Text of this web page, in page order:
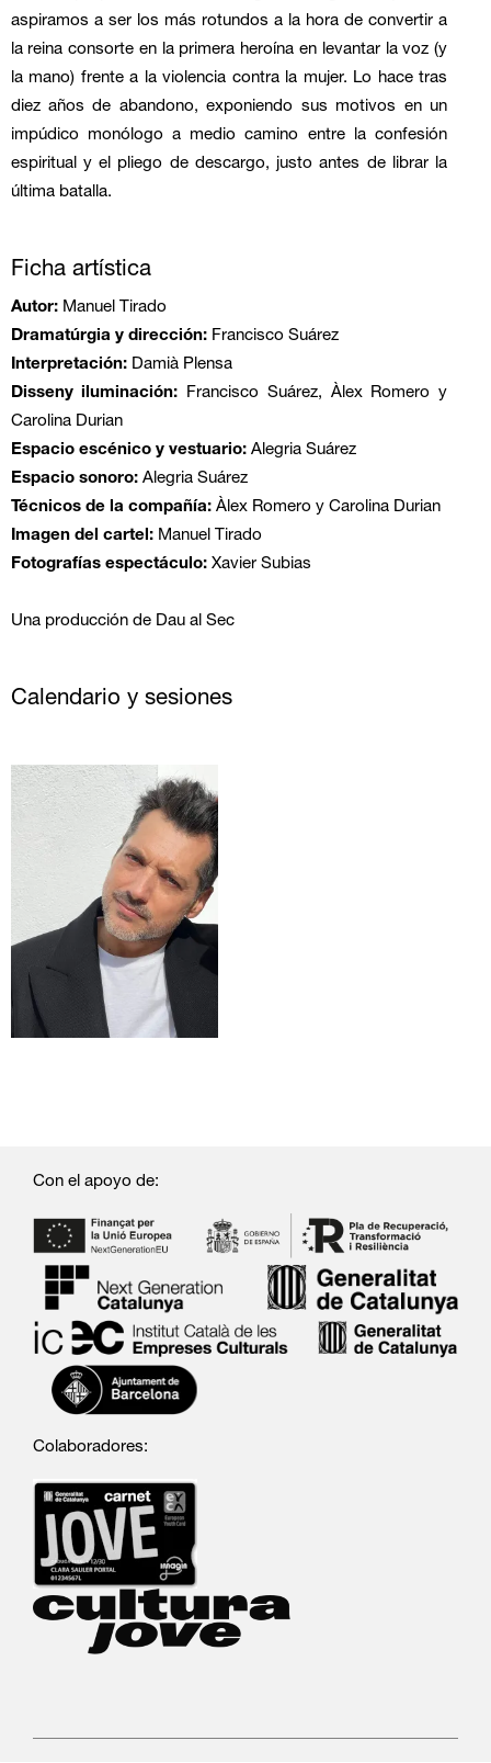
aspiramos a ser los más rotundos a la hora de convertir a
la reina consorte en la primera heroína en levantar la voz (y
la mano) frente a la violencia contra la mujer. Lo hace tras
diez años de abandono, exponiendo sus motivos en un
impúdico monólogo a medio camino entre la confesión
espiritual y el pliego de descargo, justo antes de librar la
última batalla.
Ficha artística
Autor:Manuel Tirado
Dramatúrgia y dirección:Francisco Suárez
Interpretación:Damià Plensa
Disseny iluminación: Francisco Suárez, Àlex Romero y
Carolina Durian
Espacio escénico y vestuario:Alegria Suárez
Espacio sonoro:Alegria Suárez
Técnicos de la compañía:Àlex Romero y Carolina Durian
Imagen del cartel: Manuel Tirado
Fotografías espectáculo:Xavier Subias
Una producción de Dau al Sec
Calendario y sesiones
Con el apoyo de:
Colaboradores: